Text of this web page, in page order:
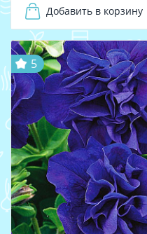
Добавить в корзину
5